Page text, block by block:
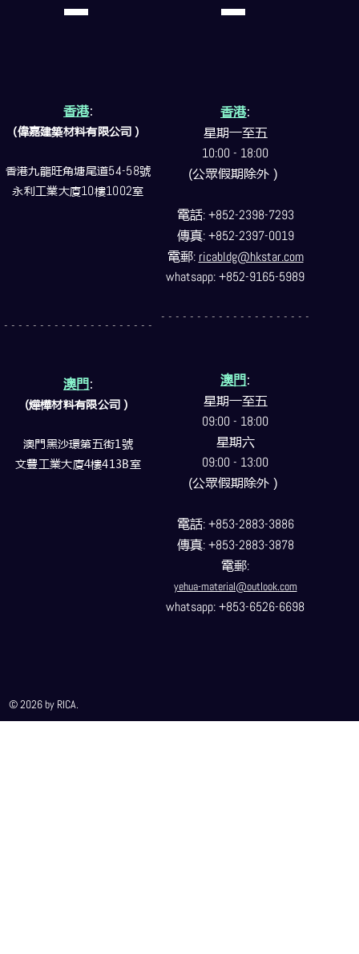
香港:
(偉嘉建築材料有限公司）
香港九龍旺角塘尾道54-58號
永利工業大廈10樓1002室
- - - - - - - - - - - - - - - - - - - - -
澳門:
(燁樺材料有限公司）
澳門黑沙環第五街1號
文豐工業大廈4樓413B室
香港:
星期一至五
10:00 - 18:00
(公眾假期除外）
電話: +852-2398-7293
傳真: +852-2397-0019
電郵: ricabldg@hkstar.com
whatsapp: +852-9165-5989
- - - - - - - - - - - - - - - - - - - - -
澳門:
星期一至五
09:00 - 18:00
星期六
09:00 - 13:00
(公眾假期除外）
電話: +853-2883-3886
傳真: +853-2883-3878
電郵:
yehua-material@outlook.com
whatsapp: +853-6526-6698
© 2026 by RICA.